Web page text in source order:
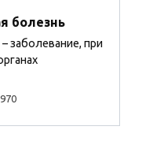
болезнь
заболевание, при
970